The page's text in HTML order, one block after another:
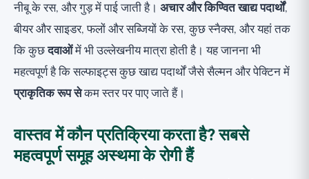
नीबू के रस, और गुड़ में पाई जाती है। अचार और किण्वित खाद्य पदार्थों,
बीयर और साइडर, फलों और सब्जियों के रस, कुछ स्नैक्स, और यहां तक
कि कुछदवाओंमें भी उल्लेखनीय मात्रा होती है। यह जानना भी
महत्वपूर्ण है कि सल्फाइट्स कुछ खाद्य पदार्थों जैसे सैल्मन और पेक्टिन में
प्राकृतिक रूप सेकम स्तर पर पाए जाते हैं।
वास्तव में कौन प्रतिक्रिया करता है? सबसे
महत्वपूर्ण समूह अस्थमा के रोगी हैं